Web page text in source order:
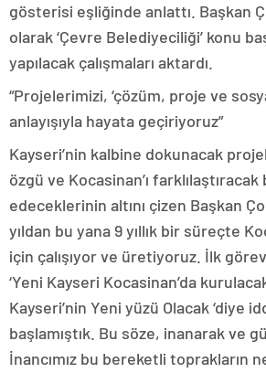
gösterisi eşliğinde anlattı. Başkan
olarak ‘Çevre Belediyeciliği’ konu
yapılacak çalışmaları aktardı.
“Projelerimizi, ‘çözüm, proje ve
anlayışıyla hayata geçiriyoruz”
Kayseri’nin kalbine dokunacak
özgü ve Kocasinan’ı
edeceklerinin altını çizen Başkan
yıldan bu yana 9 yıllık bir süreçte
için çalışıyor ve üretiyoruz. İlk
‘Yeni Kayseri Kocasinan’da
Kayseri’nin Yeni yüzü Olacak ‘diye
başlamıştık. Bu söze, inanarak ve
İnancımız bu bereketli toprakların